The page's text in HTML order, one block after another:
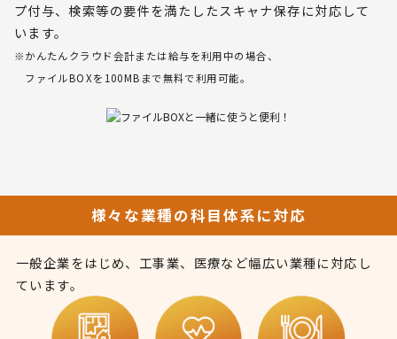
プ付与、検索等の要件を満たしたスキャナ保存に対応して
います。
※かんたんクラウド会計または給与を利用中の場合、
ファイルBOXを100MBまで無料で利用可能。
様々な業種の科目体系に対応
一般企業をはじめ、工事業、医療など幅広い業種に対応し
ています。